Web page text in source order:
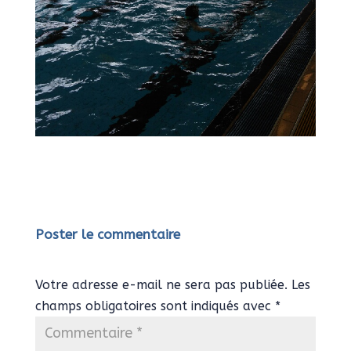
Poster le commentaire
Votre adresse e-mail ne sera pas publiée. Les
champs obligatoires sont indiqués avec *